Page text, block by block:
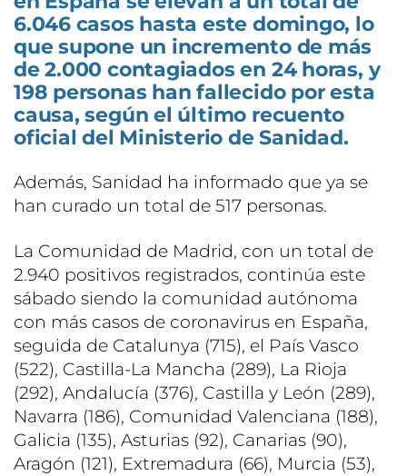
6.046 casos hasta este domingo, lo
que supone un incremento de más
de 2.000 contagiados en 24 horas, y
198 personas han fallecido por esta
causa, según el último recuento
oficial del Ministerio de Sanidad.
Además, Sanidad ha informado que ya se
han curado un total de 517 personas.
La Comunidad de Madrid, con un total de
2.940 positivos registrados, continúa este
sábado siendo la comunidad autónoma
con más casos de coronavirus en España,
seguida de Catalunya (715), el País Vasco
(522), Castilla-La Mancha (289), La Rioja
(292), Andalucía (376), Castilla y León (289),
Navarra (186), Comunidad Valenciana (188),
Galicia (135), Asturias (92), Canarias (90),
Aragón (121), Extremadura (66), Murcia (53),